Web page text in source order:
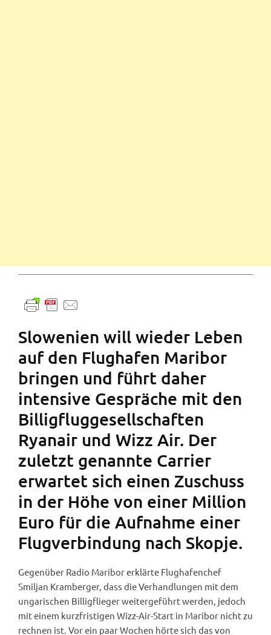
Slowenien will wieder Leben
auf den Flughafen Maribor
bringen und führt daher
intensive Gespräche mit den
Billigfluggesellschaften
Ryanair und Wizz Air. Der
zuletzt genannte Carrier
erwartet sich einen Zuschuss
in der Höhe von einer Million
Euro für die Aufnahme einer
Flugverbindung nach Skopje.
Gegenüber Radio Maribor erklärte Flughafenchef
Smiljan Kramberger, dass die Verhandlungen mit dem
ungarischen Billigflieger weitergeführt werden, jedoch
mit einem kurzfristigen Wizz-Air-Start in Maribor nicht zu
rechnen ist. Vor ein paar Wochen hörte sich das von